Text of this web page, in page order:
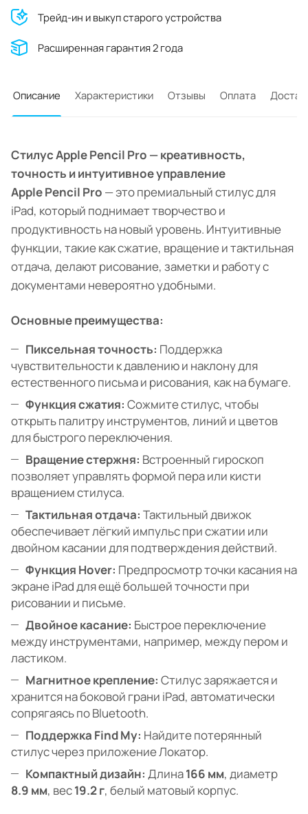
Трейд-ин и выкуп старого устройства
Расширенная гарантия 2 года
Описание Характеристики Отзывы Оплата
Стилус Apple Pencil Pro — креативность,
точность и интуитивное управление
Apple Pencil Pro — это премиальный стилус для
iPad, который поднимает творчество и
продуктивность на новый уровень. Интуитивные
функции, такие как сжатие, вращение и тактильная
отдача, делают рисование, заметки и работу с
документами невероятно удобными.
Основные преимущества:
Пиксельная точность: Поддержка
чувствительности к давлению и наклону для
естественного письма и рисования, как на бумаге.
Функция сжатия: Сожмите стилус, чтобы
открыть палитру инструментов, линий и цветов
для быстрого переключения.
Вращение стержня: Встроенный гироскоп
позволяет управлять формой пера или кисти
вращением стилуса.
Тактильная отдача: Тактильный движок
обеспечивает лёгкий импульс при сжатии или
двойном касании для подтверждения действий.
Функция Hover: Предпросмотр точки касания на
экране iPad для ещё большей точности при
рисовании и письме.
Двойное касание: Быстрое переключение
между инструментами, например, между пером и
ластиком.
Магнитное крепление: Стилус заряжается и
хранится на боковой грани iPad, автоматически
сопрягаясь по Bluetooth.
Поддержка Find My: Найдите потерянный
стилус через приложение Локатор.
Компактный дизайн: Длина166 мм, диаметр
8.9 мм, вес19.2 г, белый матовый корпус.